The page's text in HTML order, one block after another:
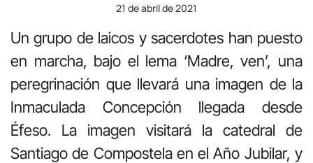
21 de abril de 2021
Un grupo de laicos y sacerdotes han puesto
en marcha, bajo el lema ‘Madre, ven’, una
peregrinación que llevará una imagen de la
Inmaculada Concepción llegada desde
Éfeso. La imagen visitará la catedral de
Santiago de Compostela en el Año Jubilar, y